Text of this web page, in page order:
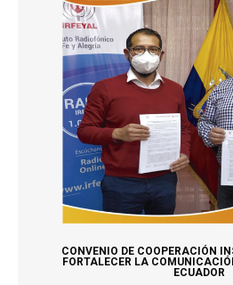
CONVENIO DE COOPERACIÓN
FORTALECER LA
ECUADOR